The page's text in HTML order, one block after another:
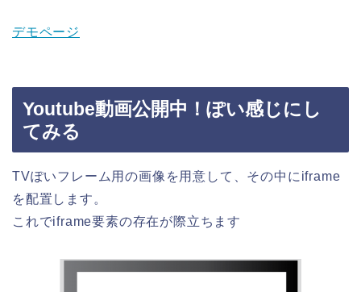
デモページ
Youtube動画公開中！ぽい感じにし
てみる
TVぽいフレーム用の画像を用意して、その中にiframe
を配置します。
これでiframe要素の存在が際立ちます